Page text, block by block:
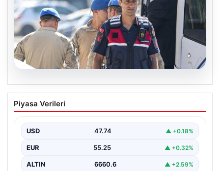
07.08.2026
Menderes Belediye Başkanı İlkay Çiçek
ve 9 Kişi Tutuklandı
Çiçek'in de aralarında bulunduğu isimlere yönelik
yürütülen kapsamlı…
Piyasa Verileri
USD 47.74 ▲ +0.18%
EUR 55.25 ▲ +0.32%
ALTIN 6660.6 ▲ +2.59%